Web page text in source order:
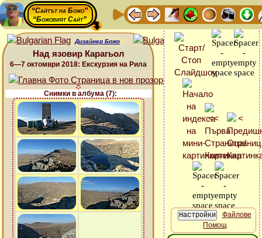
“Сайтът на Божо”
“Божовият Сайт”
Дизайнер Божо
Над язовир Карагьол
6—7 октомври 2018: Екскурзия на Рила
Снимки в албума (7):
Файлове
Помощ